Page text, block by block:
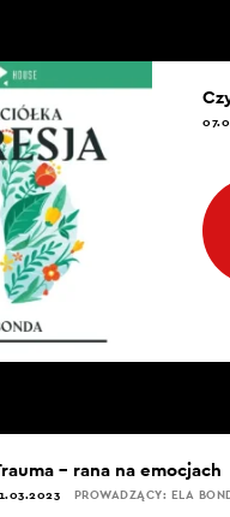
– rana na emocjach
PROWADZĄCY: ELA